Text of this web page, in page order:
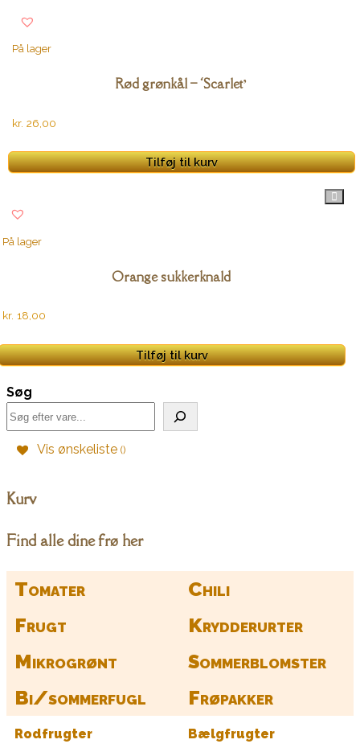
På lager
Rød grønkål – ‘Scarlet’
kr. 26,00
Tilføj til kurv
På lager
Orange sukkerknald
kr. 18,00
Tilføj til kurv
Søg
Vis ønskeliste
Kurv
Find alle dine frø her
Tomater
Chili
Frugt
Krydderurter
Mikrogrønt
Sommerblomster
Bi/sommerfugl
Frøpakker
Rodfrugter Bælgfrugter